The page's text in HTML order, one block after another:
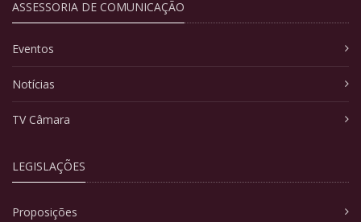
ASSESSORIA DE COMUNICAÇÃO
Eventos
Notícias
TV Câmara
LEGISLAÇÕES
Proposições